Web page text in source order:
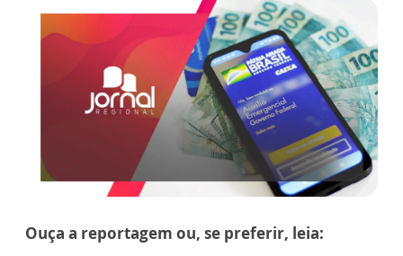
Ouça a reportagem ou, se preferir, leia: